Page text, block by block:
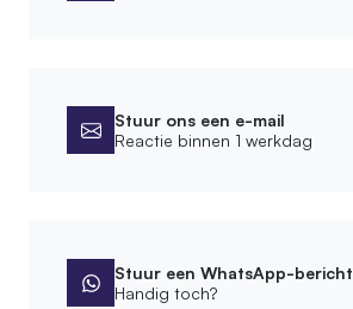
Stuur ons een e-mail
Reactie binnen 1 werkdag
Stuur een WhatsApp-bericht
Handig toch?